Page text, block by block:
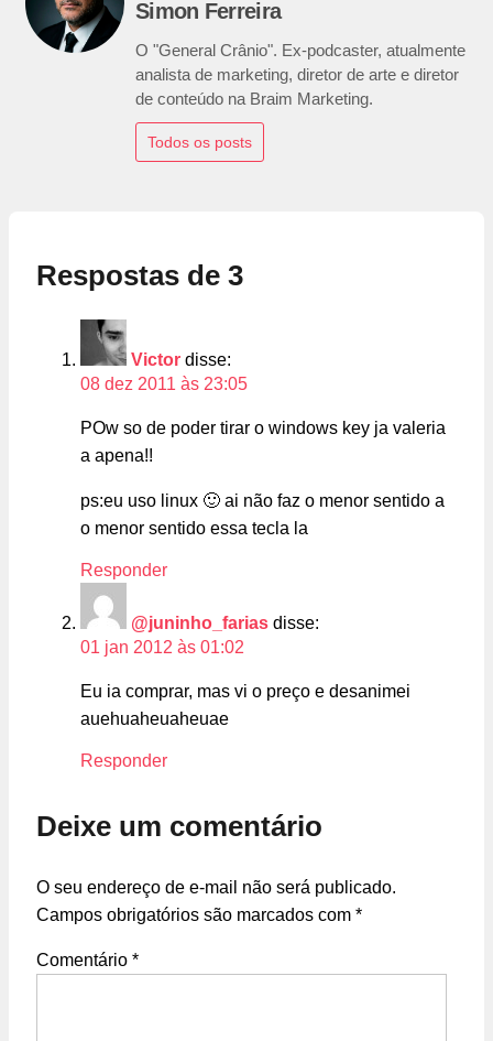
Simon Ferreira
O "General Crânio". Ex-podcaster, atualmente
analista de marketing, diretor de arte e diretor
de conteúdo na Braim Marketing.
Todos os posts
Respostas de 3
Victor disse:
08 dez 2011 às 23:05
POw so de poder tirar o windows key ja valeria
a apena!!
ps:eu uso linux 🙂 ai não faz o menor sentido a
o menor sentido essa tecla la
Responder
@juninho_farias disse:
01 jan 2012 às 01:02
Eu ia comprar, mas vi o preço e desanimei
auehuaheuaheuae
Responder
Deixe um comentário
O seu endereço de e-mail não será publicado.
Campos obrigatórios são marcados com *
Comentário *